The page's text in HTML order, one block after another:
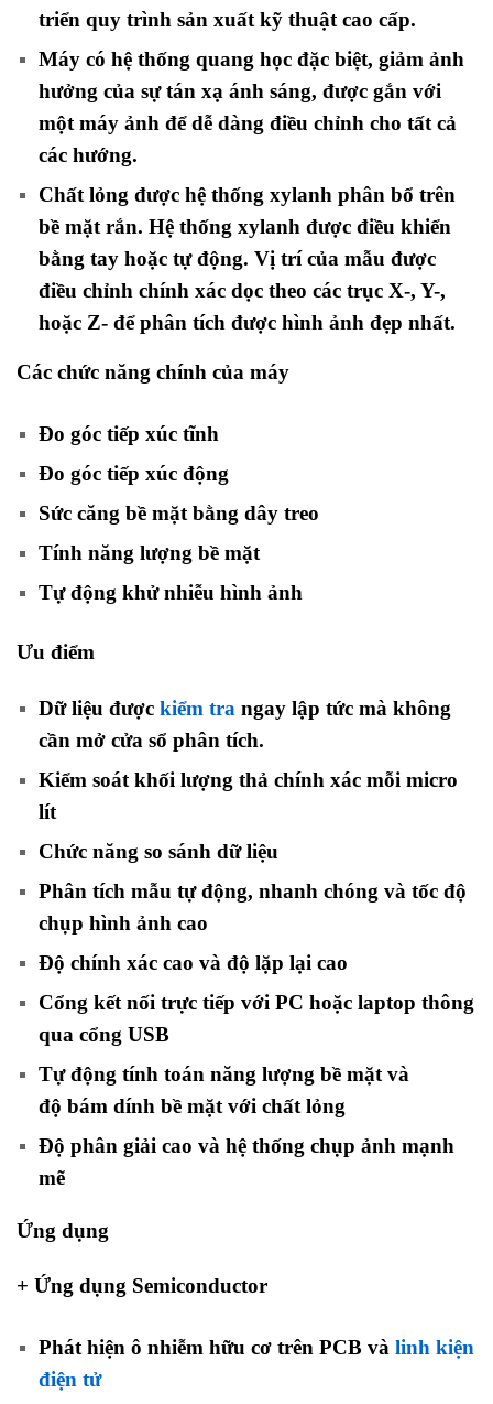
triển quy trình sản xuất kỹ thuật cao cấp.
Máy có hệ thống quang học đặc biệt, giảm ảnh
hưởng của sự tán xạ ánh sáng, được gắn với
một máy ảnh để dễ dàng điều chỉnh cho tất cả
các hướng.
Chất lỏng được hệ thống xylanh phân bổ trên
bề mặt rắn. Hệ thống xylanh được điều khiển
bằng tay hoặc tự động. Vị trí của mẫu được
điều chỉnh chính xác dọc theo các trục X-, Y-,
hoặc Z- để phân tích được hình ảnh đẹp nhất.
Các chức năng chính của máy
Đo góc tiếp xúc tĩnh
Đo góc tiếp xúc động
Sức căng bề mặt bằng dây treo
Tính năng lượng bề mặt
Tự động khử nhiễu hình ảnh
Ưu điểm
Dữ liệu được kiểm tra ngay lập tức mà không
cần mở cửa sổ phân tích.
Kiểm soát khối lượng thả chính xác mỗi micro
lít
Chức năng so sánh dữ liệu
Phân tích mẫu tự động, nhanh chóng và tốc độ
chụp hình ảnh cao
Độ chính xác cao và độ lặp lại cao
Cổng kết nối trực tiếp với PC hoặc laptop thông
qua cổng USB
Tự động tính toán năng lượng bề mặt và
độ bám dính bề mặt với chất lỏng
Độ phân giải cao và hệ thống chụp ảnh mạnh
mẽ
Ứng dụng
+ Ứng dụng Semiconductor
Phát hiện ô nhiễm hữu cơ trên PCB và linh kiện
điện tử